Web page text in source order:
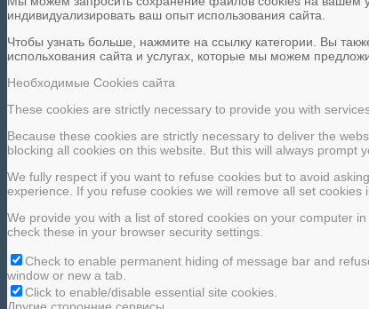
индивидуализировать ваш опыт использования сайта.
Чтобы узнать больше, нажмите на ссылку категории. Вы
испольхования сайта и услугах, которые мы можем
Необходимые Cookies сайта
These cookies are strictly necessary to provide you with
Because these cookies are strictly necessary to deliver the
blocking all cookies on this website. But this will always prompt
We fully respect if you want to refuse cookies but to avoid
experience. If you refuse cookies we will remove all set cookies
We provide you with a list of stored cookies on your computer
check these in your browser security settings.
Check to enable permanent hiding of message bar and
window or new a tab.
Click to enable/disable essential site cookies.